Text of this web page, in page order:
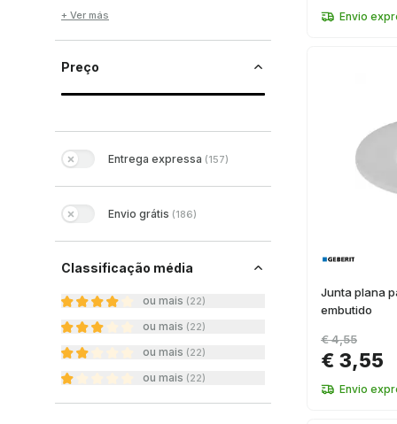
+ Ver más
Preço
Entrega expressa (157)
Envio grátis (186)
Classificação média
ou mais (22)
ou mais (22)
ou mais (22)
ou mais (22)
Envio
Junta plana
embutido
€ 3,55
€ 4,55
Envio